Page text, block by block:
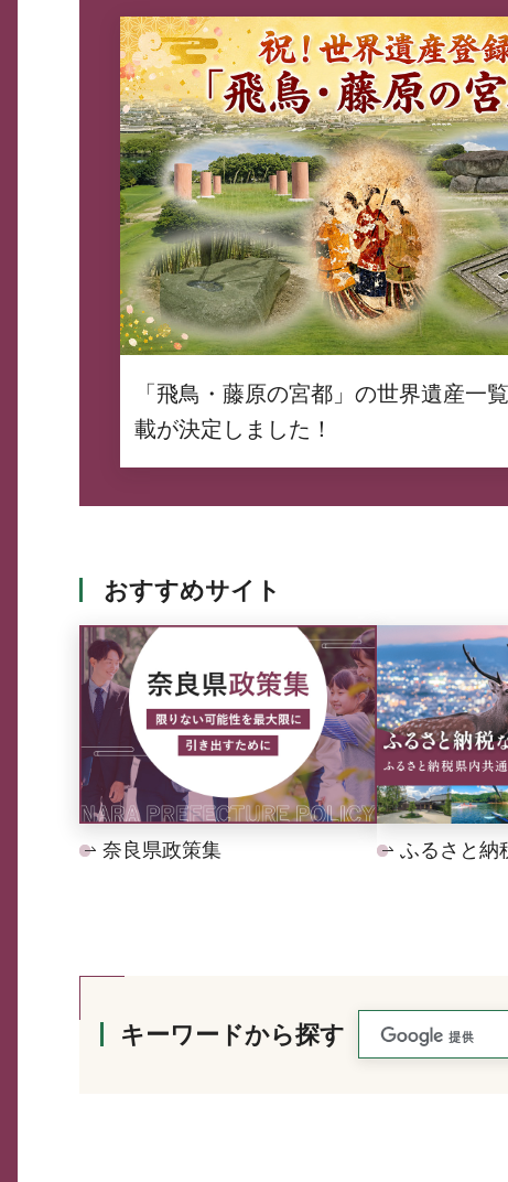
「飛鳥・藤原の宮都」の世界遺産一
載が決定しました！
おすすめサイト
奈良県政策集 ふるさと納
キーワードから探す